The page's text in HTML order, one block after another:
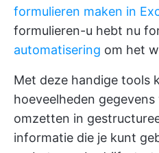
formulieren maken in
formulieren-u hebt nu
automatisering om het
Met deze handige tools
hoeveelheden
omzetten in
informatie die je kunt